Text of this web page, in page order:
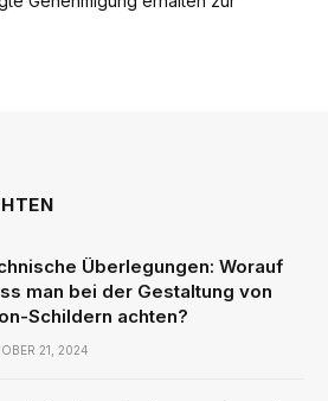
Überlegungen: Worauf
man bei der Gestaltung von
Schildern achten?
21, 2024